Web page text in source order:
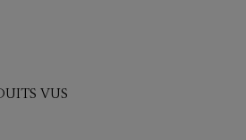
VUS